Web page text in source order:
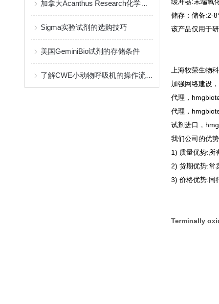
加拿大Acanthus Research化学试剂的作用与应用
Sigma实验试剂的选购技巧
美国GeminiBio试剂的存储条件
了解CWE小动物呼吸机的操作流程与维护
储存；储备:2-
该产品仅用于
上海牧荣生物
加强网络建设
代理，
代理，
试剂进口，
我们公司的优
1) 质量优势:所
2) 货期优势:常
3) 价格优势:同
Terminally